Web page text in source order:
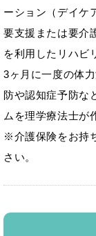
ーション（デイケ
要支援または要介
を利用したリハビ
3ヶ月に一度の体
防や認知症予防な
ムを理学療法士が
※介護保険をお持
さい。